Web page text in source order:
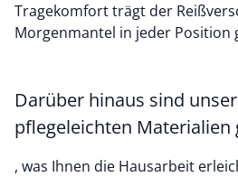
Tragekomfort trägt der
Morgenmantel in jeder Position
Darüber hinaus sind
pflegeleichten Materialien
, was Ihnen die Hausarbeit